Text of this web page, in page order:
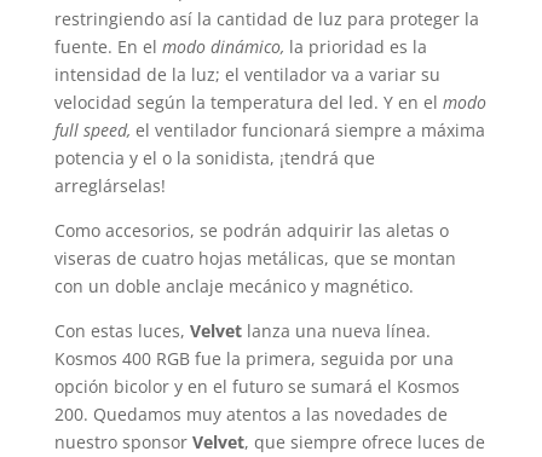
restringiendo así la cantidad de luz para proteger la
fuente. En el modo dinámico, la prioridad es la
intensidad de la luz; el ventilador va a variar su
velocidad según la temperatura del led. Y en el modo
full speed, el ventilador funcionará siempre a máxima
potencia y el o la sonidista, ¡tendrá que
arreglárselas!
Como accesorios, se podrán adquirir las aletas o
viseras de cuatro hojas metálicas, que se montan
con un doble anclaje mecánico y magnético.
Con estas luces, Velvetlanza una nueva línea.
Kosmos 400 RGB fue la primera, seguida por una
opción bicolor y en el futuro se sumará el Kosmos
200. Quedamos muy atentos a las novedades de
nuestro sponsor Velvet, que siempre ofrece luces de